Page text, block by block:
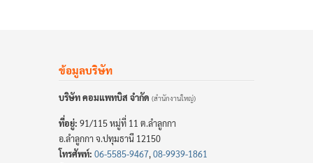
ข้อมูลบริษัท
บริษัท คอมแพทบิส จำกัด (สำนักงานใหญ่)
ที่อยู่: 91/115 หมู่ที่ 11 ต.ลำลูกกา
อ.ลำลูกกา จ.ปทุมธานี 12150
โทรศัพท์: 06-5585-9467,08-9939-1861